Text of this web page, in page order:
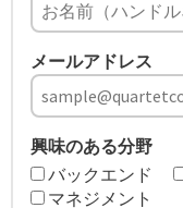
メールアドレス
興味のある分野
バックエンド
マネジメント